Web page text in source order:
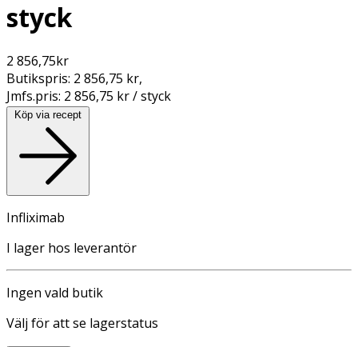
styck
2 856,75kr
Butikspris: 2 856,75 kr,
Jmfs.pris: 2 856,75 kr / styck
Köp via recept
Infliximab
I lager hos leverantör
Ingen vald butik
Välj för att se lagerstatus